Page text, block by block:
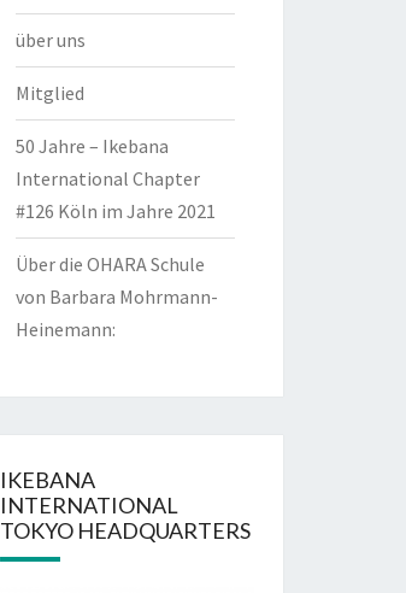
über uns
Mitglied
50 Jahre – Ikebana
International Chapter
#126 Köln im Jahre 2021
Über die OHARA Schule
von Barbara Mohrmann-
Heinemann:
IKEBANA
INTERNATIONAL
TOKYO HEADQUARTERS